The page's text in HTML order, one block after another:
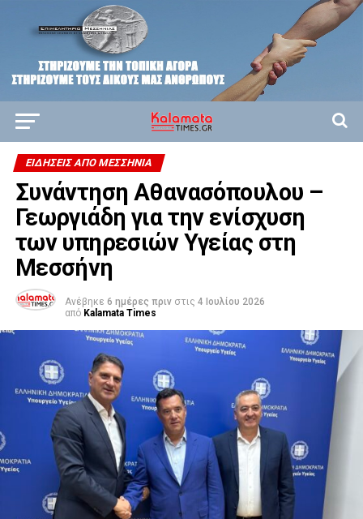
ΕΙΔΉΣΕΙΣ ΑΠΟ ΜΕΣΣΗΝΊΑ
Συνάντηση Αθανασόπουλου –
Γεωργιάδη για την ενίσχυση
των υπηρεσιών Υγείας στη
Μεσσήνη
Ανέβηκε 6 ημέρες πριν στις 4 Ιουλίου 2026
από Kalamata Times